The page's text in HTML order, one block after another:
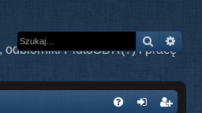
odbiorniki PlutoSDR(?) i pracę
Szukaj